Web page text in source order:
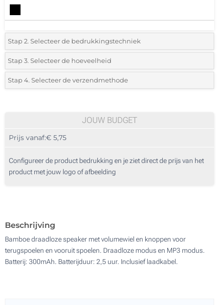
Stap 2. Selecteer de bedrukkingstechniek
*Selecteer de bedrukking en kleuren van het logo:
1 Kleur (Aan een kant)
3 Kleuren (Aan een kant)
Lasergravering (Aan een kant)
Stap 3. Selecteer de hoeveelheid
*Selecteer uit de lijst of voeg het gewenste aantal in
10
50
Stap 4. Selecteer de verzendmethode
JOUW BUDGET
Prijs vanaf:€ 5,75
Configureer de product bedrukking en je ziet direct de prijs van het
product met jouw logo of afbeelding
Beschrijving
Bamboe draadloze speaker met volumewiel en knoppen voor
terugspoelen en vooruit spoelen. Draadloze modus en MP3 modus.
Batterij: 300mAh. Batterijduur: 2,5 uur. Inclusief laadkabel.